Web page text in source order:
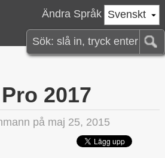
Svenskt
Ändra Språk
2017
på maj 25, 2015